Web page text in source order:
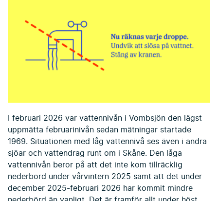
I februari 2026 var vattennivån i Vombsjön den lägst
uppmätta februarinivån sedan mätningar startade
1969. Situationen med låg vattennivå ses även i andra
sjöar och vattendrag runt om i Skåne. Den låga
vattennivån beror på att det inte kom tillräcklig
nederbörd under vårvintern 2025 samt att det under
december 2025-februari 2026 har kommit mindre